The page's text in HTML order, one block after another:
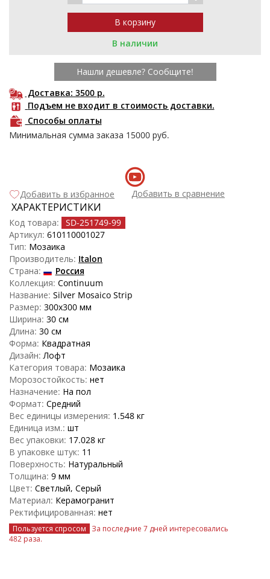
Добавить в избранное Добавить в сравнение
ХАРАКТЕРИСТИКИ
Код товара: SD-251749-99
Артикул: 610110001027
Тип: Мозаика
Производитель: Italon
Страна:
Россия
Коллекция: Continuum
Название: Silver Mosaico Strip
Размер: 300x300 мм
Ширина: 30 см
Длина: 30 см
Форма: Квадратная
Дизайн: Лофт
Категория товара: Мозаика
Морозостойкость: нет
Назначение: На пол
Формат: Средний
Вес единицы измерения: 1.548 кг
Единица изм.: шт
Вес упаковки: 17.028 кг
В упаковке штук: 11
Поверхность: Натуральный
Толщина: 9 мм
Цвет: Светлый, Серый
Материал: Керамогранит
Ректифицированная: нет
Пользуется спросом
За последние 7 дней интересовались
482 раза.
В наличии
Нашли дешевле? Сообщите!
Доставка: 3500 р.
Подъем не входит в стоимость доставки.
Способы оплаты
Минимальная сумма заказа 15000 руб.